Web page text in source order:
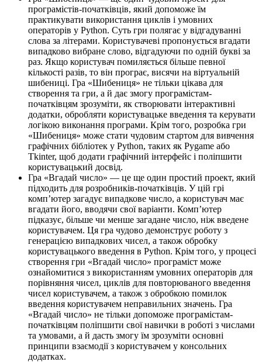
програмістів-початківців, який допоможе їм
практикувати використання циклів і умовних
операторів у Python. Суть гри полягає у відгадуванні
слова за літерами. Користувачеві пропонується вгадати
випадково вибране слово, відгадуючи по одній букві за
раз. Якщо користувач помиляється більше певної
кількості разів, то він програє, висячи на віртуальній
шибениці. Гра «Шибениця» не тільки цікава для
створення та гри, а й дає змогу програмістам-
початківцям зрозуміти, як створювати інтерактивні
додатки, обробляти користувацьке введення та керувати
логікою виконання програми. Крім того, розробка гри
«Шибениця» може стати чудовим стартом для вивчення
графічних бібліотек у Python, таких як Pygame або
Tkinter, щоб додати графічний інтерфейс і поліпшити
користувацький досвід.
Гра «Вгадай число» — це ще один простий проект, який
підходить для розробників-початківців. У цій грі
комп’ютер загадує випадкове число, а користувач має
вгадати його, вводячи свої варіанти. Комп’ютер
підказує, більше чи менше загадане число, ніж введене
користувачем. Ця гра чудово демонструє роботу з
генерацією випадкових чисел, а також обробку
користувацького введення в Python. Крім того, у процесі
створення гри «Вгадай число» програміст може
ознайомитися з використанням умовних операторів для
порівняння чисел, циклів для повторюваного введення
чисел користувачем, а також з обробкою помилок
введення користувачем неправильних значень. Гра
«Вгадай число» не тільки допоможе програмістам-
початківцям поліпшити свої навички в роботі з числами
та умовами, а й дасть змогу їм зрозуміти основні
принципи взаємодії з користувачем у консольних
додатках.